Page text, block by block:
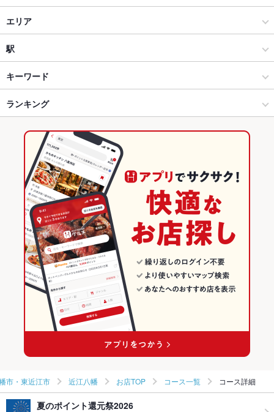
イタリアン・フレンチ
イタリアン
近江八幡市・東近江市 × イタリアン・フレンチ
近江八幡市・東近江市 × イタリアン
近江八幡駅 × イタリアン・フレンチ
近江八幡駅 × イタリアン
洋食全般
近江八幡市・東近江市 × 洋食
近江八幡市・東近江市 × 洋食全般
近江八幡駅 × 洋食
近江八幡駅 × 洋食全般
エリア
近江八幡
近江八幡 × イタリアン・フレンチ
近江八幡 × イタリアン
近江八幡 × 洋食
近江八幡 × 洋食全般
滋賀 × イタリアン・フレンチ
滋賀 × イタリアン
滋賀 × 洋食
滋賀 × 洋食全般
駅
近江八幡駅
キーワード
エビ料理
カルボナーラ ペペロンチーノ
ペスカトーレ ピザ マルゲリータ
生ハム チーズケーキ ジェラート
ランキング
滋賀のグルメランキング
滋賀のイタリアン・フレンチランキング
滋賀のイタリアンランキング
近江八幡市・東近江市のグルメランキング
近江八幡市・東近江市のイタリアン・フレンチランキング
近江八幡市・東近江市のイタリアンランキング
近江八幡のグルメランキング
近江八幡のイタリアン・フレンチランキング
近江八幡のイタリアンランキング
市・東近江市 近江八幡 お店TOP コース一覧 コース詳細
夏のポイント還元祭2026